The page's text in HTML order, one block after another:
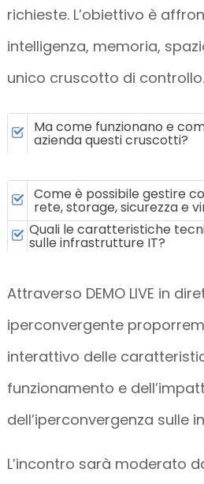
richieste. L’obiettivo è
intelligenza, memoria,
unico cruscotto di controllo.
Ma come funzionano e
azienda questi cruscotti?
Come è possibile gestire
rete, storage, sicurezza e
Quali le caratteristiche
sulle infrastrutture IT?
Attraverso DEMO LIVE in
iperconvergente
interattivo delle
funzionamento e
dell’iperconvergenza sulle
L’incontro sarà moderato